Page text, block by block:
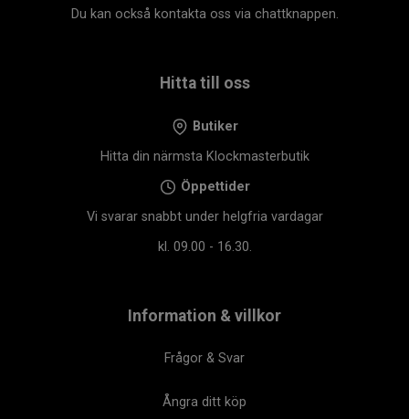
Du kan också kontakta oss via chattknappen.
Hitta till oss
Butiker
Hitta din närmsta Klockmasterbutik
Öppettider
Vi svarar snabbt under helgfria vardagar
kl. 09.00 - 16.30.
Information & villkor
Frågor & Svar
Ångra ditt köp